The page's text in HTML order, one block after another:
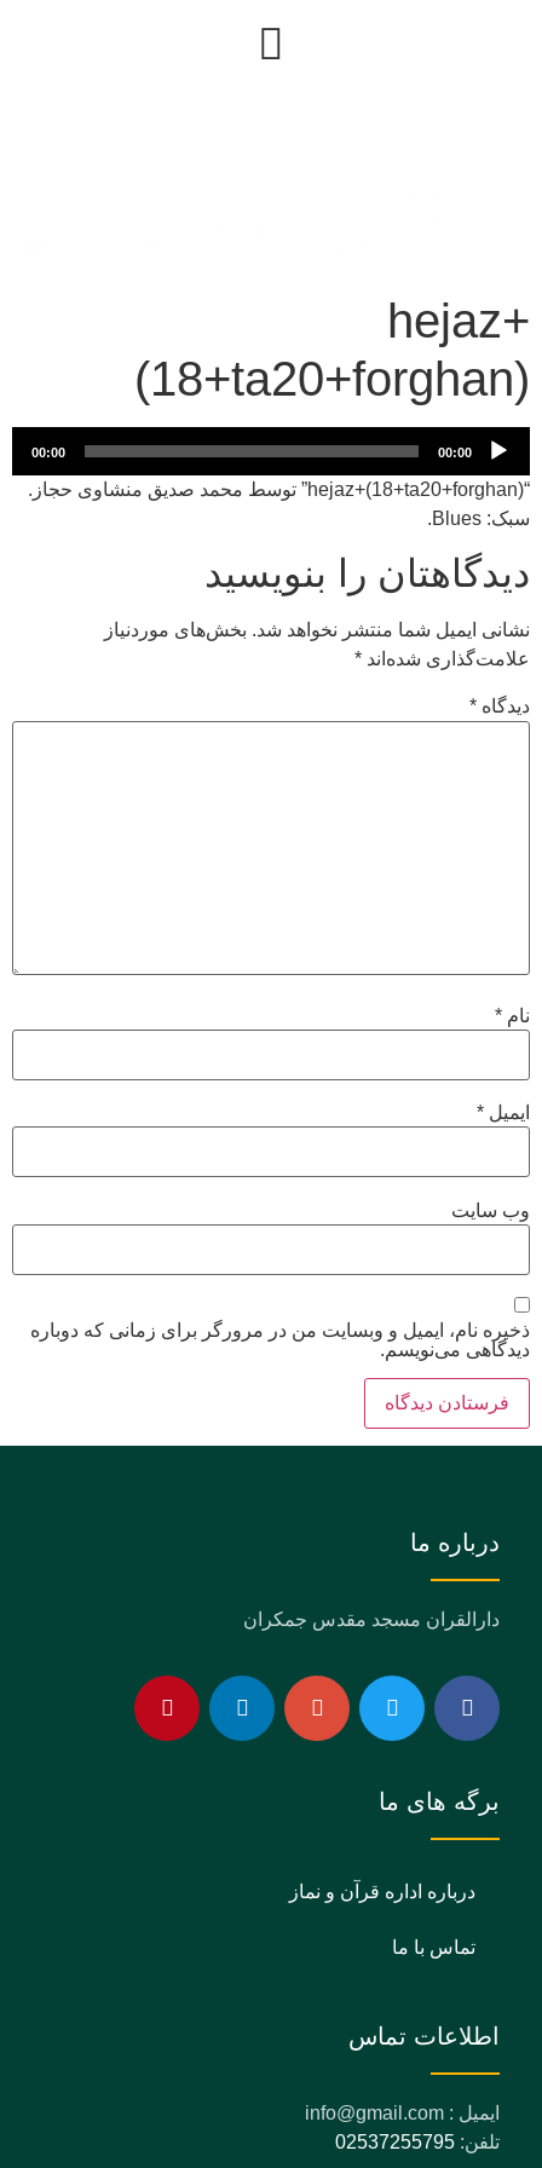
hejaz+
(18+ta20+forghan)
پخش‌کننده
00:00
00:00
“hejaz+(18+ta20+forghan)” توسط محمد صدیق منشاوی حجاز.
سبک: Blues.
دیدگاهتان را بنویسید
نشانی ایمیل شما منتشر نخواهد شد. بخش‌های موردنیاز
علامت‌گذاری شده‌اند *
دیدگاه *
نام *
ایمیل *
وب‌ سایت
ذخیره نام، ایمیل و وبسایت من در مرورگر برای زمانی که دوباره
دیدگاهی می‌نویسم.
درباره ما
دارالقران مسجد مقدس جمکران
برگه های ما
درباره اداره قرآن و نماز
تماس با ما
اطلاعات تماس
ایمیل : info@gmail.com
تلفن: 02537255795